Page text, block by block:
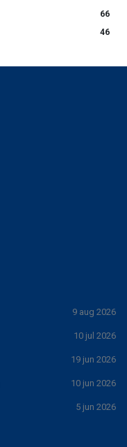
66
46
9 aug 2026
10 jul 2026
19 jun 2026
10 jun 2026
5 jun 2026